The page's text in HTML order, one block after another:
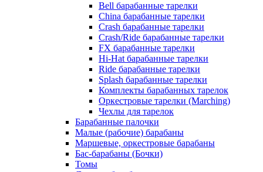
Bell барабанные тарелки
China барабанные тарелки
Crash барабанные тарелки
Crash/Ride барабанные тарелки
FX барабанные тарелки
Hi-Hat барабанные тарелки
Ride барабанные тарелки
Splash барабанные тарелки
Комплекты барабанных тарелок
Оркестровые тарелки (Marching)
Чехлы для тарелок
Барабанные палочки
Малые (рабочие) барабаны
Маршевые, оркестровые барабаны
Бас-барабаны (Бочки)
Томы